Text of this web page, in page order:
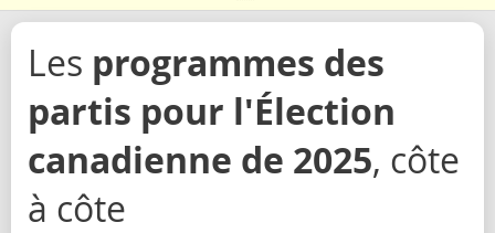
Les programmes des
partis pour l'Élection
canadienne de 2025, côte
à côte